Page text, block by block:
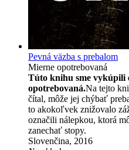
Pevná väzba s prebalom
Mierne opotrebovaná
Túto knihu sme vykúpili
opotrebovaná.Na tejto
čítal, môže jej chýbať
to akokoľvek znižovalo
označili nálepkou, ktorá
zanechať stopy.
Slovenčina, 2016